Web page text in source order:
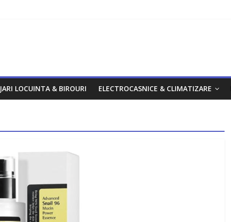
LOCUINTA & BIROURI ELECTROCASNICE & CLIMATIZARE